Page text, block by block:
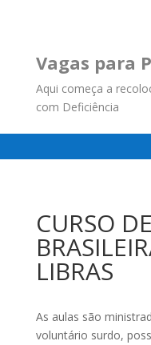
Vagas para
Aqui começa a
com Deficiência
CURSO
LIBRAS
As aulas são
voluntário surdo,